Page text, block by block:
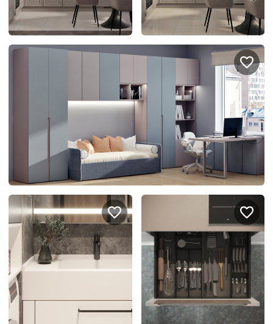
Подключение техники
Способы оплаты
Портфолио проектов
Индивидуальный
технический проект
О компании
Отзывы
Москва и МО
Санкт-Петербург
Казань
Нижний Новгород
© 1996-2026 Фабрика мебели «Стильные Кухни»
Правовая информация Поддержка сайта